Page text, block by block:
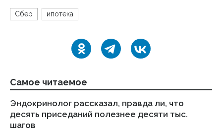
Сбер ипотека
Самое читаемое
Эндокринолог рассказал, правда ли, что
десять приседаний полезнее десяти тыс.
шагов